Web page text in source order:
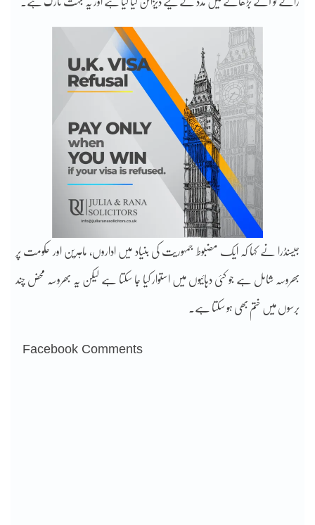
جیسنڈرا نے کہا کہ ایک مضبوط جمہوریت کی بنیاد میں اداروں، ماہرین اور حکومت پر
بھروسہ شامل ہے جو کئی دہائیوں میں استوار کیا جا سکتا ہے لیکن یہ بھروسہ محض چند
برسوں میں ختم بھی ہو سکتا ہے۔
Facebook Comments